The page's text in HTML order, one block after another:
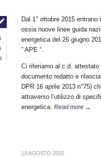
Dal 1° ottobre 2015
ossia nuove linee guida
energetica del 26 giugno
” APE “.
Ci riferiamo al c.d.
documento redatto e
DPR 16 aprile 2013 n°75)
attraverso l’utilizzo di
energetica. Read more →
13 AGOSTO 2015